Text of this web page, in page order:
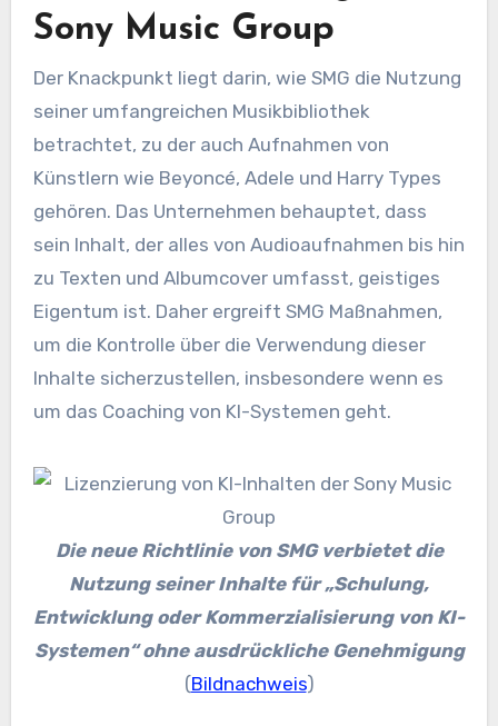
Sony Music Group
Der Knackpunkt liegt darin, wie SMG die Nutzung
seiner umfangreichen Musikbibliothek
betrachtet, zu der auch Aufnahmen von
Künstlern wie Beyoncé, Adele und Harry Types
gehören. Das Unternehmen behauptet, dass
sein Inhalt, der alles von Audioaufnahmen bis hin
zu Texten und Albumcover umfasst, geistiges
Eigentum ist. Daher ergreift SMG Maßnahmen,
um die Kontrolle über die Verwendung dieser
Inhalte sicherzustellen, insbesondere wenn es
um das Coaching von KI-Systemen geht.
Die neue Richtlinie von SMG verbietet die
Nutzung seiner Inhalte für „Schulung,
Entwicklung oder Kommerzialisierung von KI-
Systemen“ ohne ausdrückliche Genehmigung
(Bildnachweis)